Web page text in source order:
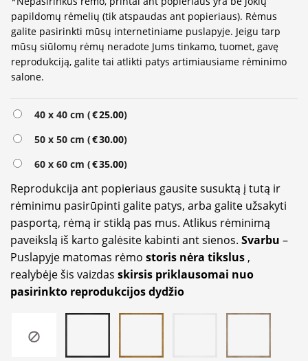
papildomų rėmelių (tik atspaudas ant popieriaus). Rėmus
galite pasirinkti mūsų internetiniame puslapyje. Jeigu tarp
mūsų siūlomų rėmų neradote Jums tinkamo, tuomet, gavę
reprodukciją, galite tai atlikti patys artimiausiame rėminimo
salone.
40 x 40 cm (€25.00)
50 x 50 cm (€30.00)
60 x 60 cm (€35.00)
Reprodukcija ant popieriaus gausite susuktą į tutą ir
rėminimu pasirūpinti galite patys, arba galite užsakyti
pasportą, rėmą ir stiklą pas mus. Atlikus rėminimą
paveikslą iš karto galėsite kabinti ant sienos. Svarbu –
Puslapyje matomas rėmo storis nėra tikslus ,
realybėje šis vaizdas skirsis priklausomai nuo
pasirinkto reprodukcijos dydžio
Alternative: